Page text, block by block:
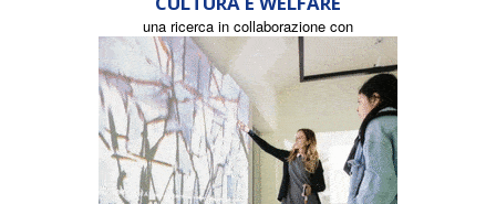
una ricerca in collaborazione con